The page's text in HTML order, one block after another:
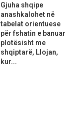
Gjuha shqipe
anashkalohet në
tabelat orientuese
për fshatin e banuar
plotësisht me
shqiptarë, Llojan,
kur...